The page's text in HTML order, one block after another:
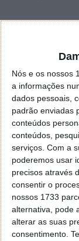
Nós e os nossos
a informações
dados pessoais,
padrão enviadas
conteúdos
conteúdos,
serviços. Com a
poderemos usar
precisos através
consentir o
nossos 1733
alternativa, pode
alterar as suas
consentimento.
Proponha
Tags: cibercrime